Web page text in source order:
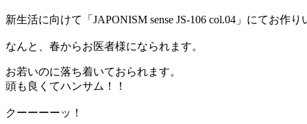
新生活に向けて「JAPONISM sense JS-106 col.04」にてお作り
なんと、春からお医者様になられます。
お若いのに落ち着いておられます。
頭も良くてハンサム！！
クーーーーッ！